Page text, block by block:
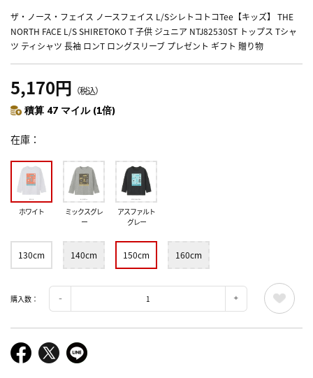
ザ・ノース・フェイス ノースフェイス L/SシレトコトコTee【キッズ】 THE
NORTH FACE L/S SHIRETOKO T 子供 ジュニア NTJ82530ST トップス Tシャ
ツ ティシャツ 長袖 ロンT ロングスリーブ プレゼント ギフト 贈り物
5,170円 （税込）
積算 47 マイル (1倍)
在庫
ホワイト
ミックスグレ
ー
アスファルト
グレー
130cm 140cm 150cm 160cm
購入数：